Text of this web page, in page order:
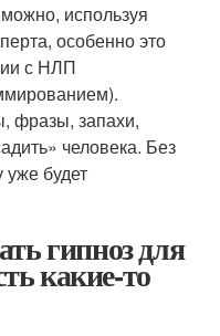
используя
особенно это
с НЛП
фразы, запахи,
человека. Без
уже будет
гипноз для
какие-то